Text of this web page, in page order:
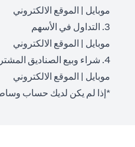
موبايل opens in a new tab| الموقع الالكتروني
3. التداول في الأسهم
موبايل opens in a new tab| الموقع الالكتروني
4. شراء وبيع الصناديق المشتركة
موبايل opens in a new tab| الموقع الالكتروني
*إذا لم يكن لديك حساب وساطة